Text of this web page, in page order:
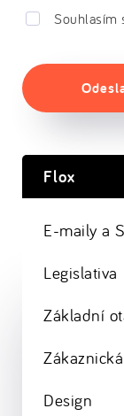
Souhlasím
Flox
E-maily a
Legislativa
Základní
Design